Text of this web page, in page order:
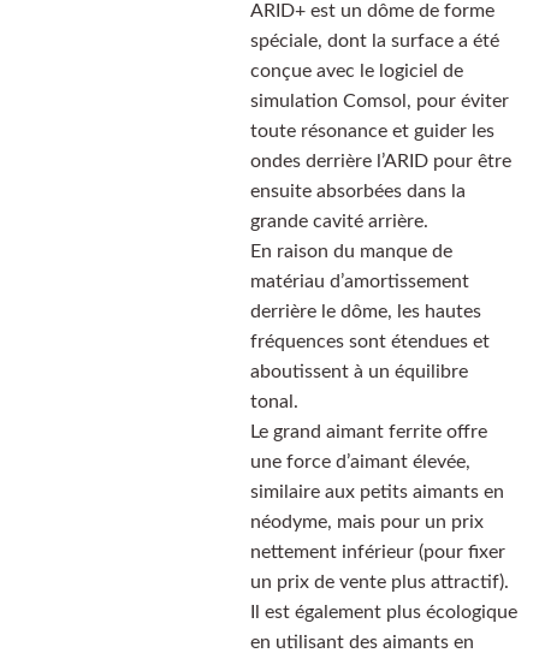
ARID+ est un dôme de forme
spéciale, dont la surface a été
conçue avec le logiciel de
simulation Comsol, pour éviter
toute résonance et guider les
ondes derrière l’ARID pour être
ensuite absorbées dans la
grande cavité arrière.
En raison du manque de
matériau d’amortissement
derrière le dôme, les hautes
fréquences sont étendues et
aboutissent à un équilibre
tonal.
Le grand aimant ferrite offre
une force d’aimant élevée,
similaire aux petits aimants en
néodyme, mais pour un prix
nettement inférieur (pour fixer
un prix de vente plus attractif).
Il est également plus écologique
en utilisant des aimants en